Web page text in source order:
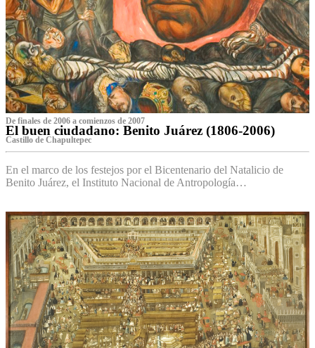
De finales de 2006 a comienzos de 2007
El buen ciudadano: Benito Juárez (1806-2006)
Castillo de Chapultepec
En el marco de los festejos por el Bicentenario del Natalicio de
Benito Juárez, el Instituto Nacional de Antropología…